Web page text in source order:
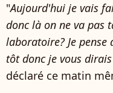
"Aujourd'hui je vais
donc là on ne va pas
laboratoire? Je pense
tôt donc je vous
déclaré ce matin